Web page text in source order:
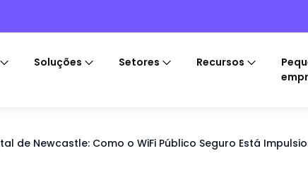
Soluções Setores Recursos
de Newcastle: Como o WiFi Público Seguro Está